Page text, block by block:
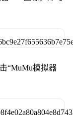
“MuMu模拟器